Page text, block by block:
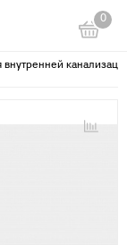
0
внутренней